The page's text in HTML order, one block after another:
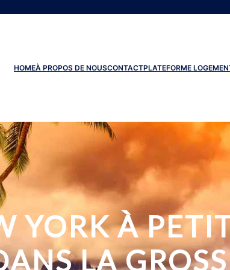
HOMEÀ PROPOS DE NOUSCONTACTPLATEFORME
YORK À
LA